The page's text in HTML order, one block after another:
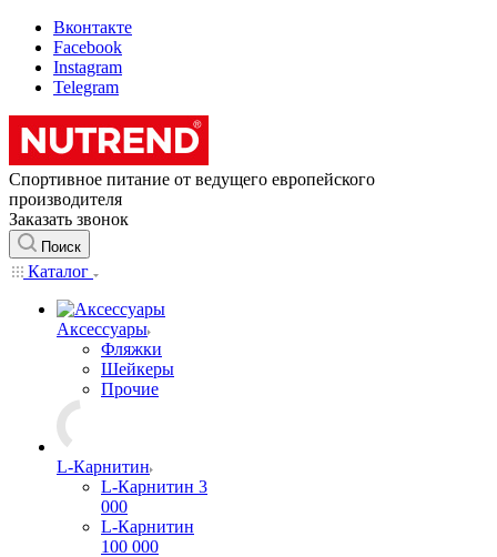
Вконтакте
Facebook
Instagram
Telegram
Спортивное питание от ведущего европейского
производителя
Заказать звонок
Поиск
Каталог
Аксессуары
Фляжки
Шейкеры
Прочие
L-Карнитин
L-Карнитин 3
000
L-Карнитин
100 000